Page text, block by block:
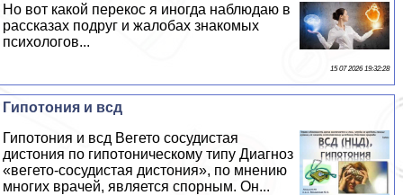
Но вот какой перекос я иногда наблюдаю в
рассказах подруг и жалобах знакомых
психологов...
15 07 2026 19:32:28
Гипотония и всд
Гипотония и всд Вегето сосудистая
дистония по гипотоническому типу Диагноз
«вегето-сосудистая дистония», по мнению
многих врачей, является спopным. Он...